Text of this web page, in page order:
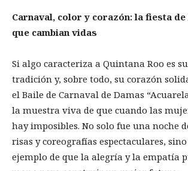
Carnaval, color y corazón: la fiesta
que cambian vidas
Si algo caracteriza a Quintana Roo es
tradición y, sobre todo, su corazón
el Baile de Carnaval de Damas
la muestra viva de que cuando las
hay imposibles. No solo fue una noche
risas y coreografías espectaculares,
ejemplo de que la alegría y la empatía